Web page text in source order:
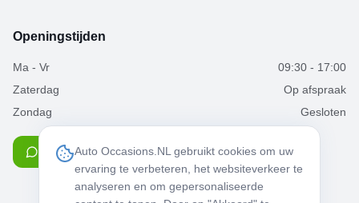
Openingstijden
Ma - Vr
09:30 - 17:00
Zaterdag
Op afspraak
Zondag
Gesloten
Chat via WhatsApp
Auto Occasions.NL gebruikt cookies om uw
ervaring te verbeteren, het websiteverkeer te
analyseren en om gepersonaliseerde